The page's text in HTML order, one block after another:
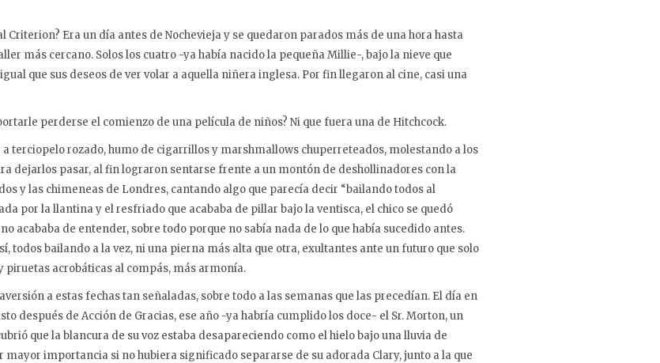
Criterion? Era un día antes de Nochevieja y se quedaron parados más de una hora hasta
más cercano. Solos los cuatro -ya había nacido la pequeña Millie-, bajo la nieve que
que sus deseos de ver volar a aquella niñera inglesa. Por fin llegaron al cine, casi una
perderse el comienzo de una película de niños? Ni que fuera una de Hitchcock.
terciopelo rozado, humo de cigarrillos y marshmallows chuperreteados, molestando a los
dejarlos pasar, al fin lograron sentarse frente a un montón de deshollinadores con la
y las chimeneas de Londres, cantando algo que parecía decir “bailando todos al
por la llantina y el resfriado que acababa de pillar bajo la ventisca, el chico se quedó
acababa de entender, sobre todo porque no sabía nada de lo que había sucedido antes.
todos bailando a la vez, ni una pierna más alta que otra, exultantes ante un futuro que solo
acrobáticas al compás, más armonía.
a estas fechas tan señaladas, sobre todo a las semanas que las precedían. El día en
después de Acción de Gracias, ese año -ya habría cumplido los doce- el Sr. Morton, un
que la blancura de su voz estaba desapareciendo como el hielo bajo una lluvia de
importancia si no hubiera significado separarse de su adorada Clary, junto a la que